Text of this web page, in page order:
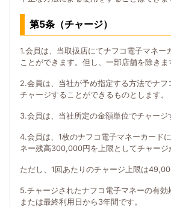
第5条（チャージ）
1.会員は、当取扱店にてナフコ電子マネー
ことができます。但し、一部店舗を除きま
2.会員は、当社が予め指定する方法でナフ
チャージすることができるものとします。
3.会員は、当社所定の金額単位でチャージ
4.会員は、1枚のナフコ電子マネーカード
ネー残高300,000円を上限としてチャージ
ただし、1回あたりのチャージ上限は
5.チャージされたナフコ電子マネーの有効
または最終利用日から3年間です。